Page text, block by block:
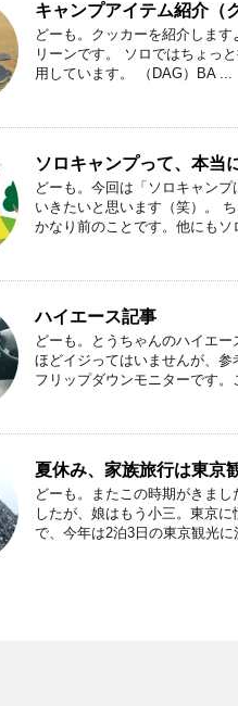
キャンプアイテム紹介（
どーも。クッカーを紹介しま
リーンです。 ソロではちょっ
用しています。 （DAG）BA ...
ソロキャンプって、本当
どーも。今回は「ソロキャン
いきたいと思います（笑）。
かなり前のことです。他にもソ
ハイエース記事
どーも。とうちゃんのハイエ
ほどイジってはいませんが、
フリップダウンモニターです。
夏休み、家族旅行は東京
どーも。またこの時期がきま
したが、娘はもう小三。東京
で、今年は2泊3日の東京観光